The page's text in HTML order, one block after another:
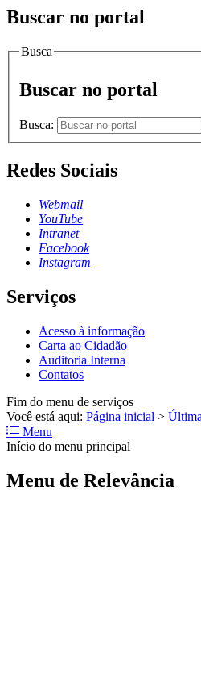
Buscar no portal
Busca
Buscar no portal
Busca:
Redes Sociais
Webmail
YouTube
Intranet
Facebook
Instagram
Serviços
Acesso à informação
Carta ao Cidadão
Auditoria Interna
Contatos
Fim do menu de serviços
Você está aqui: Página inicial >
Menu
Início do menu principal
Menu de Relevância